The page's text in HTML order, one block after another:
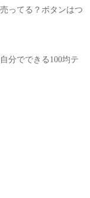
ってる？ボタンはつ
分でできる100均テ